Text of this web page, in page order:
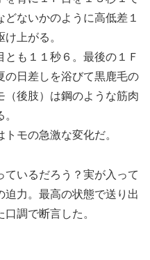
ないかのように高低差１
上がる。
も１１秒６。最後の１Ｆ
の日差しを浴びて黒鹿毛の
（後肢）は鋼のような筋肉
モの急激な変化だ。
いるだろう？実が入って
迫力。最高の状態で送り出
調で断言した。